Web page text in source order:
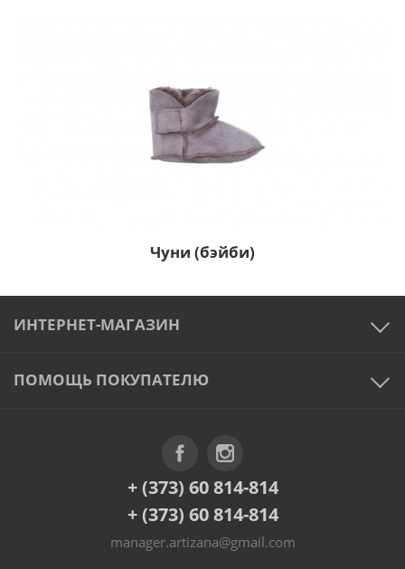
Чуни (бэйби)
ИНТЕРНЕТ-МАГАЗИН
ПОМОЩЬ ПОКУПАТЕЛЮ
+ (373) 60 814-814
+ (373) 60 814-814
manager.artizana@gmail.com